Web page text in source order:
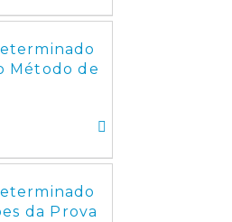
Método de
da Prova